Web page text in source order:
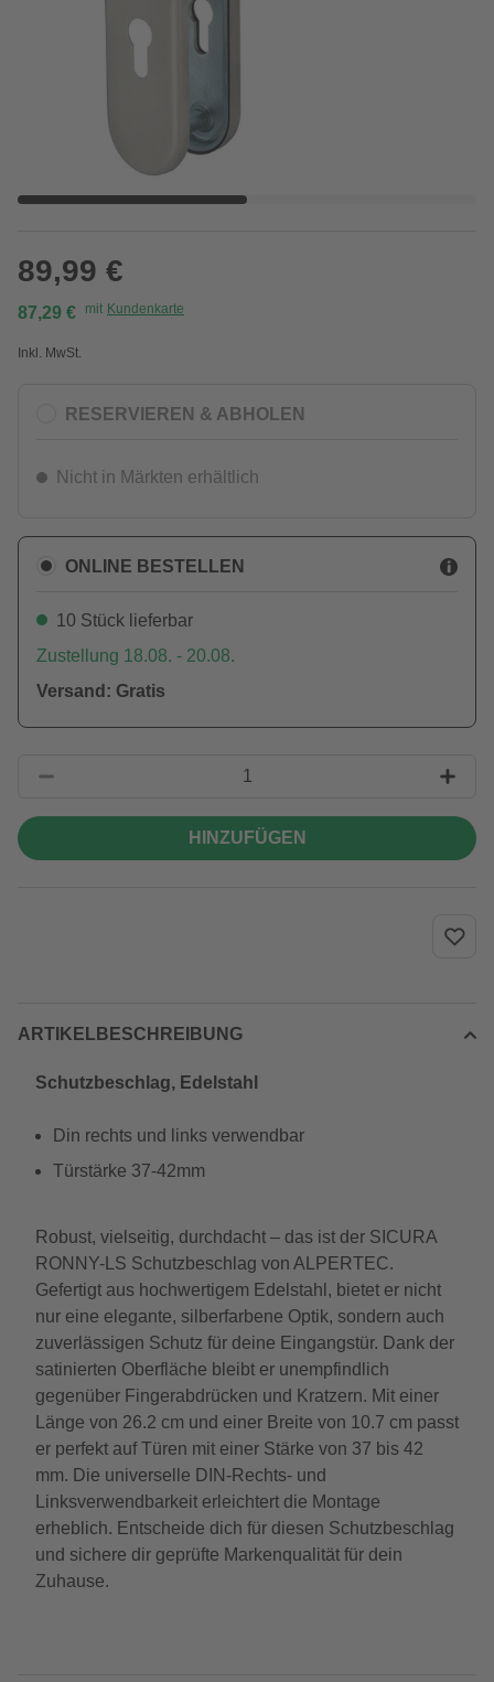
89,99 €
87,29 € mit Kundenkarte
Inkl. MwSt.
RESERVIEREN & ABHOLEN
Nicht in Märkten erhältlich
ONLINE BESTELLEN
10 Stück lieferbar
Zustellung 18.08. - 20.08.
Versand: Gratis
HINZUFÜGEN
ARTIKELBESCHREIBUNG
Schutzbeschlag, Edelstahl
Din rechts und links verwendbar
Türstärke 37-42mm
Robust, vielseitig, durchdacht – das ist der SICURA
RONNY-LS Schutzbeschlag von ALPERTEC.
Gefertigt aus hochwertigem Edelstahl, bietet er nicht
nur eine elegante, silberfarbene Optik, sondern auch
zuverlässigen Schutz für deine Eingangstür. Dank der
satinierten Oberfläche bleibt er unempfindlich
gegenüber Fingerabdrücken und Kratzern. Mit einer
Länge von 26.2 cm und einer Breite von 10.7 cm passt
er perfekt auf Türen mit einer Stärke von 37 bis 42
mm. Die universelle DIN-Rechts- und
Linksverwendbarkeit erleichtert die Montage
erheblich. Entscheide dich für diesen Schutzbeschlag
und sichere dir geprüfte Markenqualität für dein
Zuhause.